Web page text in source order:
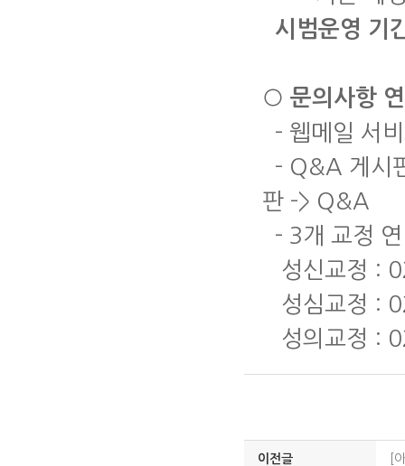
시범운영 기
○ 문의사항
- 웹메일 서
- Q&A 게시
판 -> Q&A
- 3개 교정
성신교정 :
성심교정 :
성의교정 :
이전글 [